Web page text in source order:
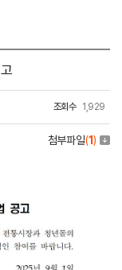
조회수 1,929
첨부파일(1)